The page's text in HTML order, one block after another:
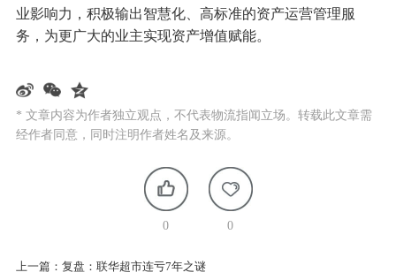
业影响力，积极输出智慧化、高标准的资产运营管理服
务，为更广大的业主实现资产增值赋能。
* 文章内容为作者独立观点，不代表物流指闻立场。转载此文章需
经作者同意，同时注明作者姓名及来源。
0 0
上一篇： 复盘：联华超市连亏7年之谜